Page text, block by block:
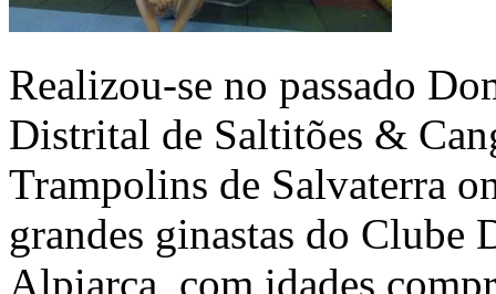
Realizou-se no passado
Distrital de Saltitões &
Trampolins de Salvaterra
grandes ginastas do Clube
Alpiarça, com idades